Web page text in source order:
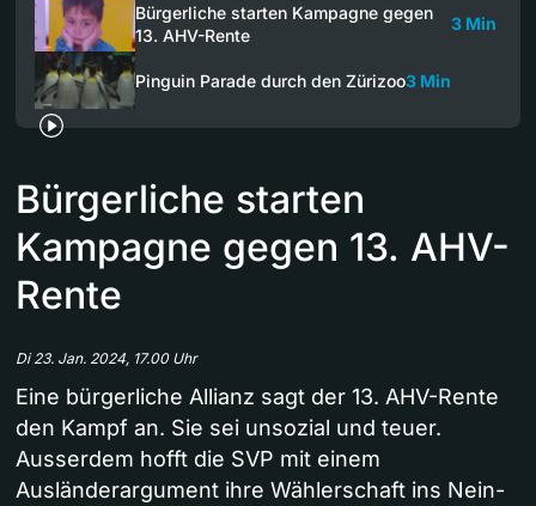
Bürgerliche starten Kampagne gegen
13. AHV-Rente
3 Min
Pinguin Parade durch den Zürizoo3 Min
Bürgerliche starten
Kampagne gegen 13. AHV-
Rente
Di 23. Jan. 2024, 17.00 Uhr
Eine bürgerliche Allianz sagt der 13. AHV-Rente
den Kampf an. Sie sei unsozial und teuer.
Ausserdem hofft die SVP mit einem
Ausländerargument ihre Wählerschaft ins Nein-